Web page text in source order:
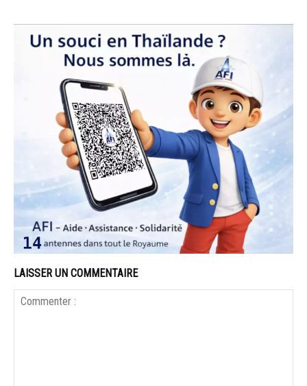
LAISSER UN COMMENTAIRE